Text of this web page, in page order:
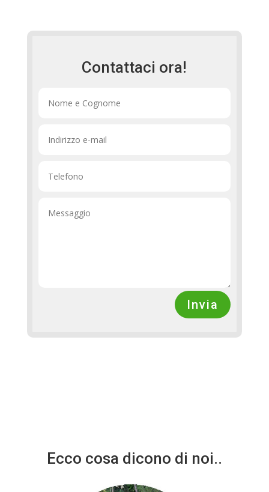
Contattaci ora!
Invia
Ecco cosa dicono di noi..